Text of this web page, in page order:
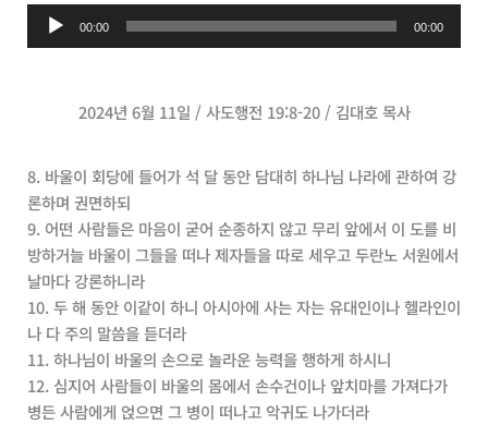
어
00:00 00:00
2024년 6월 11일 / 사도행전 19:8-20 / 김대호 목사
8. 바울이 회당에 들어가 석 달 동안 담대히 하나님 나라에 관하여 강
론하며 권면하되
9. 어떤 사람들은 마음이 굳어 순종하지 않고 무리 앞에서 이 도를 비
방하거늘 바울이 그들을 떠나 제자들을 따로 세우고 두란노 서원에서
날마다 강론하니라
10. 두 해 동안 이같이 하니 아시아에 사는 자는 유대인이나 헬라인이
나 다 주의 말씀을 듣더라
11. 하나님이 바울의 손으로 놀라운 능력을 행하게 하시니
12. 심지어 사람들이 바울의 몸에서 손수건이나 앞치마를 가져다가
병든 사람에게 얹으면 그 병이 떠나고 악귀도 나가더라